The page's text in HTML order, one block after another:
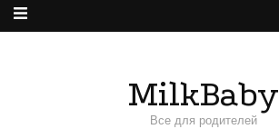
MilkBaby
Все для родителей